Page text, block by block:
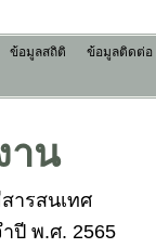
ข้อมูลสถิติ ข้อมูลติดต่อ
าน
ารสนเทศ
ปี พ.ศ. 2565